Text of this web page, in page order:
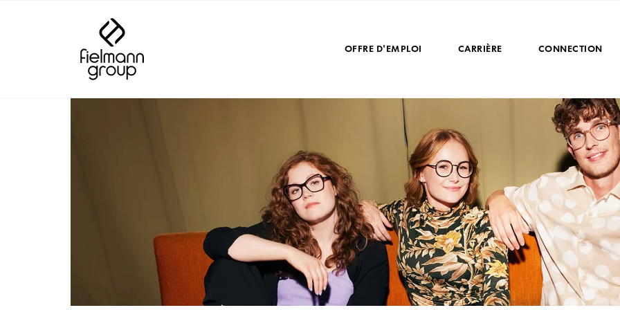
OFFRE D'EMPLOI CARRIÈRE CONNECTION